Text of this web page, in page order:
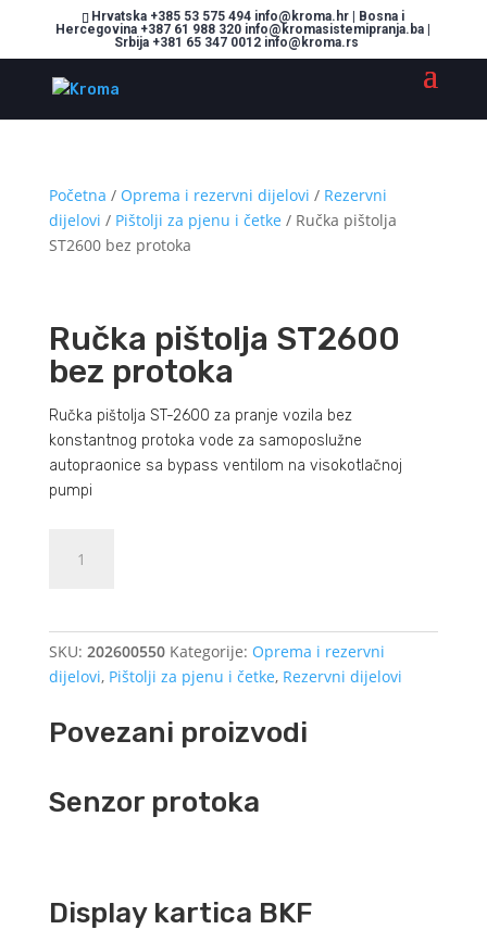
Hrvatska +385 53 575 494 info@kroma.hr | Bosna i
Hercegovina +387 61 988 320 info@kromasistemipranja.ba |
Srbija +381 65 347 0012 info@kroma.rs
Početna / Oprema i rezervni dijelovi / Rezervni
dijelovi / Pištolji za pjenu i četke / Ručka pištolja
ST2600 bez protoka
Ručka pištolja ST2600
bez protoka
Ručka pištolja ST-2600 za pranje vozila bez
konstantnog protoka vode za samoposlužne
autopraonice sa bypass ventilom na visokotlačnoj
pumpi
pištolja
količina
SKU: 202600550 Kategorije: Oprema i rezervni
dijelovi, Pištolji za pjenu i četke, Rezervni dijelovi
Povezani proizvodi
Senzor protoka
Display kartica BKF